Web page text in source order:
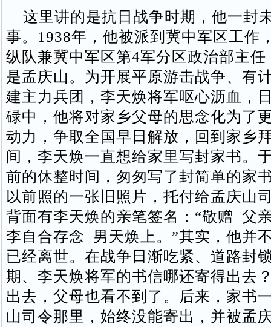
这里讲的是抗日战争时期，他一封
事。1938年，他被派到冀中军区工作
纵队兼冀中军区第4军分区政治部主
是孟庆山。为开展平原游击战争、有
建主力兵团，李天焕将军呕心沥血，
碌中，他将对家乡父母的思念化为了
动力，争取全国早日解放，回到家乡
间，李天焕一直想给家里写封家书。
前的休整时间，匆匆写了封简单的家
以前照的一张旧照片，托付给孟庆山
背面有李天焕的亲笔签名：“敬赠 父
李自合存念 男天焕上。”其实，他并
已经离世。在战争日渐吃紧、道路封
期、李天焕将军的书信哪还寄得出去
出去，父母也看不到了。后来，家书
山司令那里，始终没能寄出，并被孟